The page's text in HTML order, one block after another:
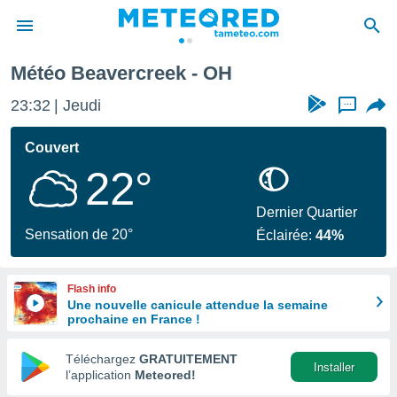
de
en
Météo Beavercreek - OH
23:32 Jeudi ...
Couvert
22°
Sensation de 20°
Dernier Quartier
Éclairée:44%
Flash info
Une nouvelle canicule attendue la semaine
prochaine en France !
Téléchargez GRATUITEMENT
l’application Meteored!
Installer